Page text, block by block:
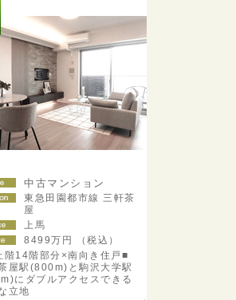
中古マンション
東急田園都市線 三軒茶
屋
上馬
8499万円 （税込）
階14階部分×南向き住戸■
屋駅(800m)と駒沢大学駅
にダブルアクセスできる
立地